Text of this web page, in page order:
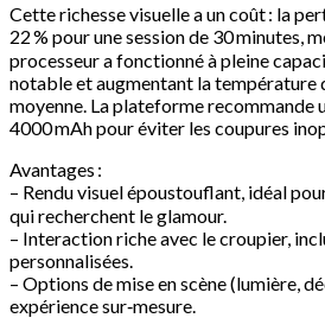
Cette richesse visuelle a un coût : la
22 % pour une session de 30 minutes,
processeur a fonctionné à pleine
notable et augmentant la température
moyenne. La plateforme recommande
4000 mAh pour éviter les coupures
Avantages :
– Rendu visuel époustouflant, idéal
qui recherchent le glamour.
– Interaction riche avec le croupier,
personnalisées.
– Options de mise en scène (lumière,
expérience sur‑mesure.